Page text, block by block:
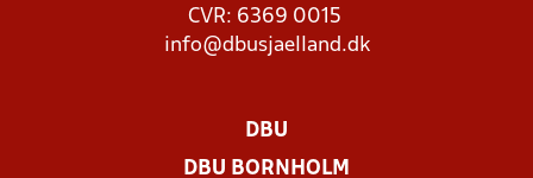
CVR: 6369 0015
info@dbusjaelland.dk
DBU
DBU BORNHOLM